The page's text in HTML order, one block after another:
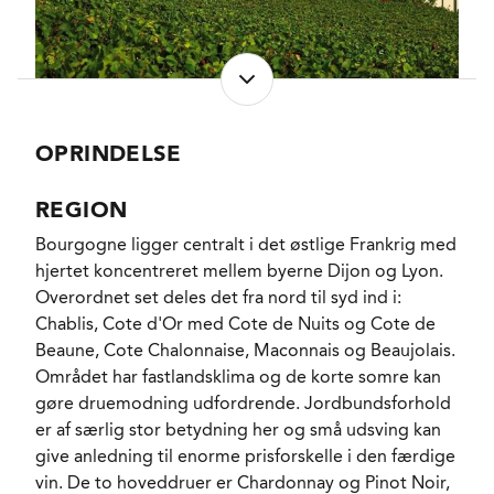
og der pløjes regelmæssigt med heste forspand for
på den måde at lufte og berige jorden. Der skete en
soignering af drueklaserne allerede i vinmarken og
efter alle stilke var fjernet hjemme på domainet
sorteringsmaskine, som blev hjemkøbt i 2013.
udblødning i en lille uge inden den blev hældt på
af fremmede gærstammer. Der blev kun arbejdet
med få "punch Downs" inden vine efter knap 5 uger
blev befriet for gæringsresterne og modnede i
amforaen i 14 måneder. Herefter aftapning på flaske
i det helt tidlige forår 2022 uden klaring og filtrering
og næsten uden svovltilsætning.
Da Bourgogne eksperten Allen Meadows var forbi
for at smage vinene fra 2020 sammenfattede Benoît
OPRINDELSE
REGION
Bourgogne ligger centralt i det østlige Frankrig med
hjertet koncentreret mellem byerne Dijon og Lyon.
Overordnet set deles det fra nord til syd ind i:
Chablis, Cote d'Or med Cote de Nuits og Cote de
Beaune, Cote Chalonnaise, Maconnais og Beaujolais.
Området har fastlandsklima og de korte somre kan
gøre druemodning udfordrende. Jordbundsforhold
er af særlig stor betydning her og små udsving kan
give anledning til enorme prisforskelle i den færdige
vin. De to hoveddruer er Chardonnay og Pinot Noir,